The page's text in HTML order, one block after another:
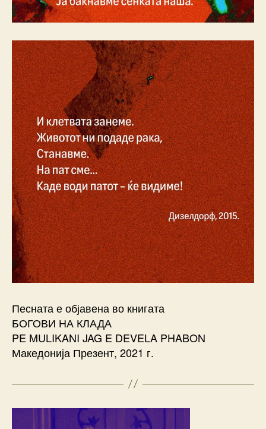
Песната е објавена во книгата
БОГОВИ НА КЛАДА
PE MULIKANI JAG E DEVELA PHABON
Македонија Презент, 2021 г.